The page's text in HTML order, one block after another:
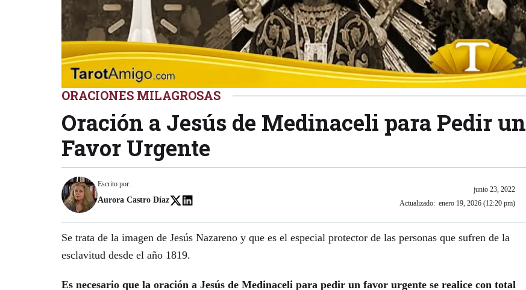
ORACIONES MILAGROSAS
Oración a Jesús de Medinaceli para Pedir un
Favor Urgente
Escrito por:
Aurora Castro Díaz
junio 23, 2022
Actualizado: enero 19, 2026 (12:20 pm)
Se trata de la imagen de Jesús Nazareno y que es el especial protector de las personas que sufren de la
esclavitud desde el año 1819.
Es necesario que la oración a Jesús de Medinaceli para pedir un favor urgente se realice con total